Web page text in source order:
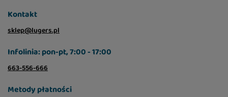
Kontakt
sklep@lugers.pl
Infolinia: pon-pt, 7:00 - 17:00
663-556-666
Metody płatności